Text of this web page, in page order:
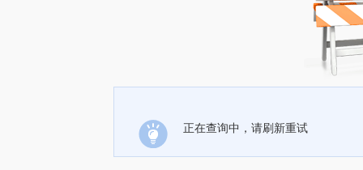
正在查询中，请刷新重试